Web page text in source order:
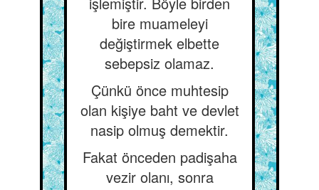
bire muameleyi
değiştirmek elbette
sebepsiz olamaz.
Çünkü önce muhtesip
olan kişiye baht ve devlet
nasip olmuş demektir.
Fakat önceden padişaha
vezir olanı, sonra